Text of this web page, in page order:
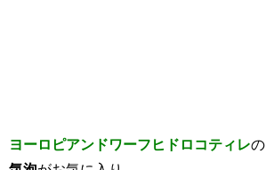
ヨーロピアンドワーフヒドロコティレの